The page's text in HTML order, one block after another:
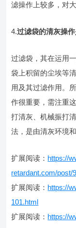
滤操作上较多，对
4.过滤袋的清灰操
过滤袋，其在运用
袋上积留的尘埃等
用及其过滤作用。
作很重要，需注重
打清灰、机械振打
法，是由清灰环境
扩展阅读： https://
retardant.com/post/
扩展阅读： https://
101.html
扩展阅读： https://